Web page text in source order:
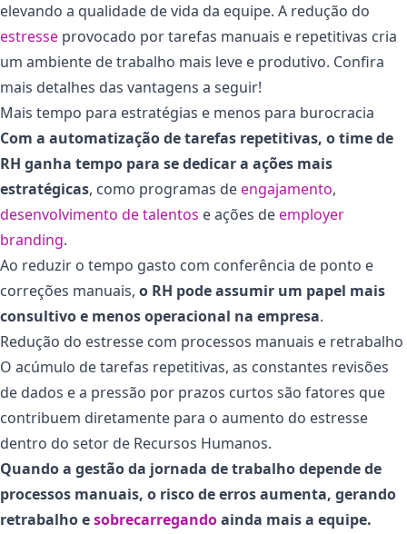
elevando a qualidade de vida da equipe. A redução do
estresse provocado por tarefas manuais e repetitivas cria
um ambiente de trabalho mais leve e produtivo. Confira
mais detalhes das vantagens a seguir!
Mais tempo para estratégias e menos para burocracia
Com a automatização de tarefas repetitivas, o time de
RH ganha tempo para se dedicar a ações mais
estratégicas, como programas deengajamento,
desenvolvimento de talentos e ações deemployer
branding.
Ao reduzir o tempo gasto com conferência de ponto e
correções manuais, o RH pode assumir um papel mais
consultivo e menos operacional na empresa.
Redução do estresse com processos manuais e retrabalho
O acúmulo de tarefas repetitivas, as constantes revisões
de dados e a pressão por prazos curtos são fatores que
contribuem diretamente para o aumento do estresse
dentro do setor de Recursos Humanos.
Quando a gestão da jornada de trabalho depende de
processos manuais, o risco de erros aumenta, gerando
retrabalho esobrecarregandoainda mais a equipe.